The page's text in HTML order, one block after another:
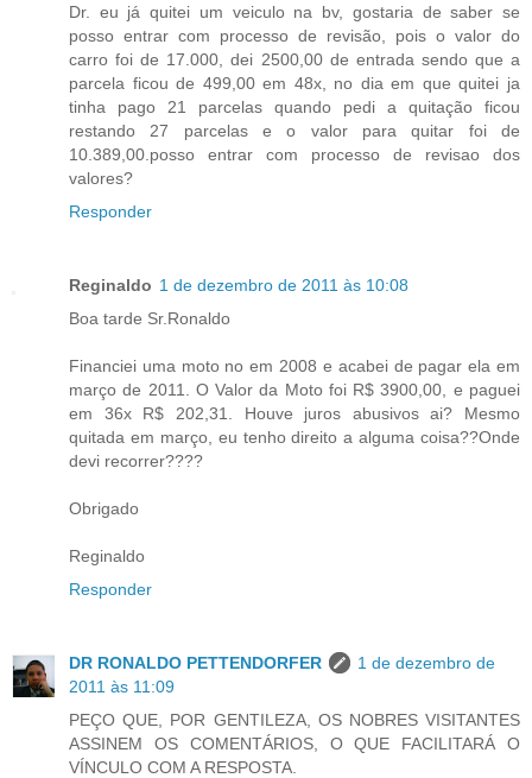
Dr. eu já quitei um veiculo na bv, gostaria de saber se
posso entrar com processo de revisão, pois o valor do
carro foi de 17.000, dei 2500,00 de entrada sendo que a
parcela ficou de 499,00 em 48x, no dia em que quitei ja
tinha pago 21 parcelas quando pedi a quitação ficou
restando 27 parcelas e o valor para quitar foi de
10.389,00.posso entrar com processo de revisao dos
valores?
Responder
Reginaldo 1 de dezembro de 2011 às 10:08
Boa tarde Sr.Ronaldo
Financiei uma moto no em 2008 e acabei de pagar ela em
março de 2011. O Valor da Moto foi R$ 3900,00, e paguei
em 36x R$ 202,31. Houve juros abusivos ai? Mesmo
quitada em março, eu tenho direito a alguma coisa??Onde
devi recorrer????
Obrigado
Reginaldo
Responder
DR RONALDO PETTENDORFER
1 de dezembro de
2011 às 11:09
PEÇO QUE, POR GENTILEZA, OS NOBRES VISITANTES
ASSINEM OS COMENTÁRIOS, O QUE FACILITARÁ O
VÍNCULO COM A RESPOSTA.